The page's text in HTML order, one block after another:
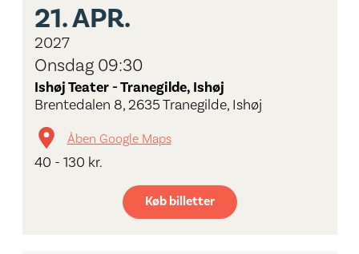
21.APR.
2027
Onsdag 09:30
Ishøj Teater - Tranegilde, Ishøj
Brentedalen 8, 2635 Tranegilde, Ishøj
Åben Google Maps
40 - 130 kr.
Køb billetter